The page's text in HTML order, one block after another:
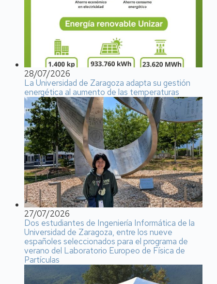
28/07/2026
La Universidad de Zaragoza adapta su gestión
energética al aumento de las temperaturas
27/07/2026
Dos estudiantes de Ingeniería Informática de la
Universidad de Zaragoza, entre los nueve
españoles seleccionados para el programa de
verano del Laboratorio Europeo de Física de
Partículas